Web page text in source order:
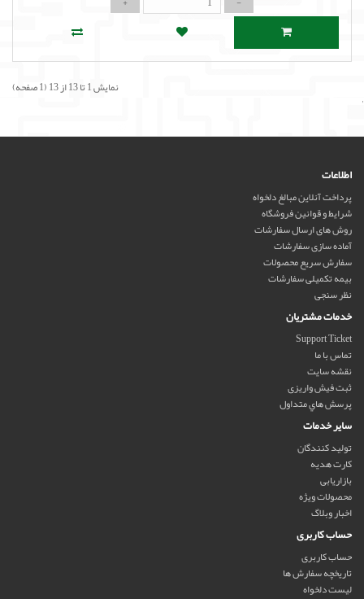
نمایش 1 تا 13 از 13 (1 صفحه)
'
اطلاعات
پرداخت آنلاین مبالغ دلخواه
شرایط و قوانین فروشگاه
روش های ارسال سفارشات
آماده سازی سفارشات
سفارش سریع محصولات
بیمه تکمیلی سفارشات
نظر سنجی
خدمات مشتریان
Support Ticket
تماس با ما
نقشه سایت
ثبت فیش واریزی
پرسش هاي متداول
سایر خدمات
تولید کنندگان
کارت هدیه
بازاریابی
محصولات ویژه
اخبار وبلاگ
حساب کاربری
حساب کاربری
تاریخچه سفارش ها
لیست دلخواه